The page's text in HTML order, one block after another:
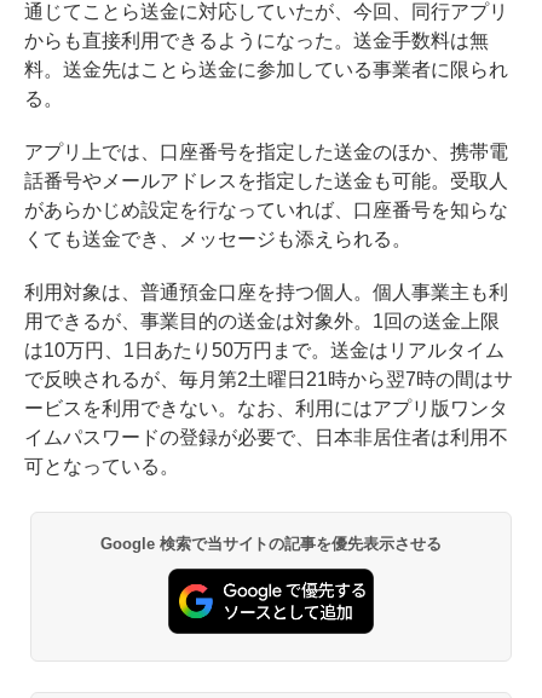
通じてことら送金に対応していたが、今回、同行アプリ
からも直接利用できるようになった。送金手数料は無
料。送金先はことら送金に参加している事業者に限られ
る。
アプリ上では、口座番号を指定した送金のほか、携帯電
話番号やメールアドレスを指定した送金も可能。受取人
があらかじめ設定を行なっていれば、口座番号を知らな
くても送金でき、メッセージも添えられる。
利用対象は、普通預金口座を持つ個人。個人事業主も利
用できるが、事業目的の送金は対象外。1回の送金上限
は10万円、1日あたり50万円まで。送金はリアルタイム
で反映されるが、毎月第2土曜日21時から翌7時の間はサ
ービスを利用できない。なお、利用にはアプリ版ワンタ
イムパスワードの登録が必要で、日本非居住者は利用不
可となっている。
Google 検索で当サイトの記事を優先表示させる